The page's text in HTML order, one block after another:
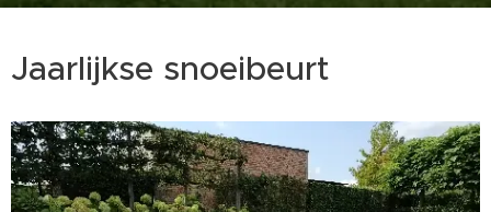
Jaarlijkse snoeibeurt